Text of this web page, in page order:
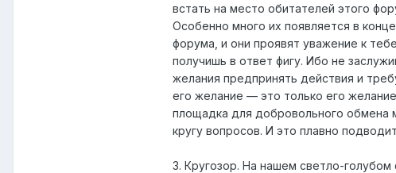
встать на место обитателей этого
Особенно много их появляется в
форума, и они проявят уважение к
получишь в ответ фигу. Ибо не
желания предпринять действия и
его желание — это только его
площадка для добровольного обмена
кругу вопросов. И это плавно
3. Кругозор. На нашем светло-